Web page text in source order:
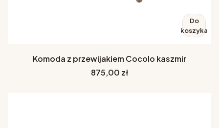
Do
koszyka
Komoda z przewijakiem Cocolo kaszmir
Cena
875,00 zł